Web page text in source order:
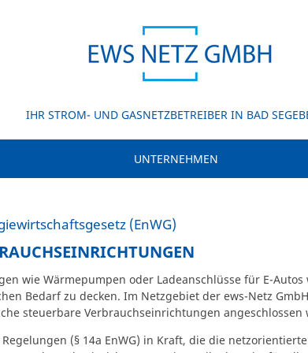
IHR STROM- UND GASNETZBETREIBER IN BAD
UNTERNEHMEN
(EnWG)
wie Wärmepumpen oder Ladeanschlüsse für E-
Bedarf zu decken. Im Netzgebiet der ews-Netz
steuerbare Verbrauchseinrichtungen angeschlossen
(§ 14a EnWG) in Kraft, die die